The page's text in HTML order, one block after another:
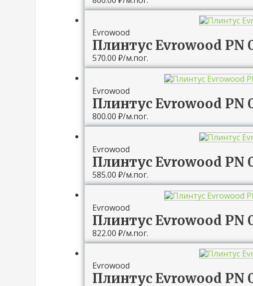
Evrowood
Плинтус Evrowood PN
570.00 ₽/м.пог.
Evrowood
Плинтус Evrowood PN
800.00 ₽/м.пог.
Evrowood
Плинтус Evrowood PN
585.00 ₽/м.пог.
Evrowood
Плинтус Evrowood PN
822.00 ₽/м.пог.
Evrowood
Плинтус Evrowood PN